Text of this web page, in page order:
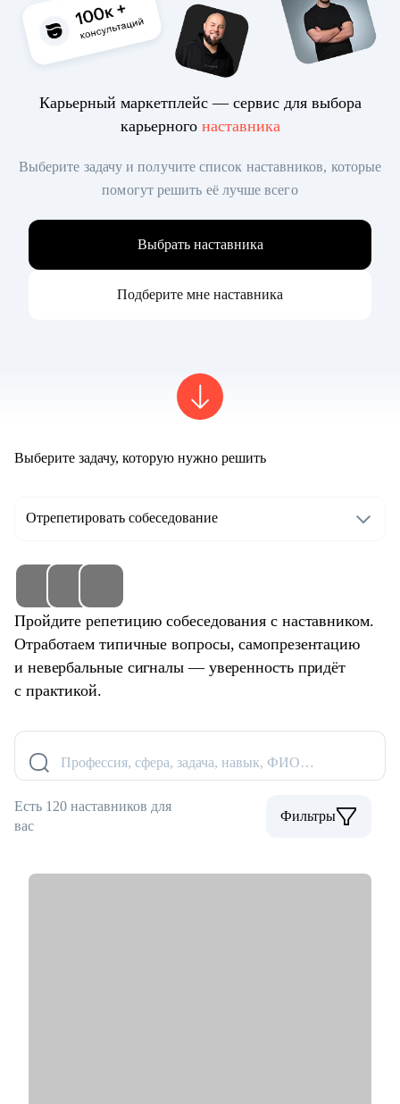
Карьерный маркетплейс — сервис для выбора
карьерного наставника
Выберите задачу и получите список наставников, которые
помогут решить её лучше всего
Выбрать наставника
Подберите мне наставника
Выберите задачу, которую нужно решить
Отрепетировать собеседование
Пройдите репетицию собеседования с наставником.
Отработаем типичные вопросы, самопрезентацию
и невербальные сигналы — уверенность придёт
с практикой.
Профессия, сфера, задача, навык, ФИО…
Есть 120 наставников для
вас
Фильтры